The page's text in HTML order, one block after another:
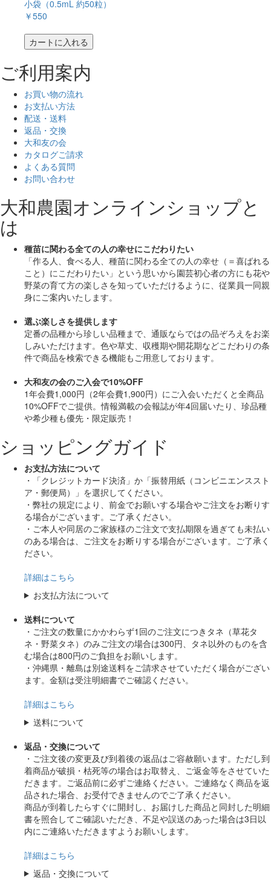
小袋（0.5mL 約50粒）
￥550
カートに入れる
ご利用案内
お買い物の流れ
お支払い方法
配送・送料
返品・交換
大和友の会
カタログご請求
よくある質問
お問い合わせ
大和農園オンラインショップと
は
種苗に関わる全ての人の幸せにこだわりたい
「作る人、食べる人、種苗に関わる全ての人の幸せ（＝喜ばれる
こと）にこだわりたい」 という思いから園芸初心者の方にも花や
野菜の育て方の楽しさを知っていただけるように、従業員一同親
身にご案内いたします。
選ぶ楽しさを提供します
定番の品種から珍しい品種まで、通販ならではの品ぞろえをお楽
しみいただけます。色や草丈、収穫期や開花期などこだわりの条
件で商品を検索できる機能もご用意しております。
大和友の会のご入会で10%OFF
1年会費1,000円（2年会費1,900円）にご入会いただくと全商品
10%OFFでご提供。情報満載の会報誌が年4回届いたり、珍品種
や希少種も優先・限定販売！
ショッピングガイド
お支払方法について
・「クレジットカード決済」か「振替用紙（コンビニエンススト
ア・郵便局）」を選択してください。
・弊社の規定により、前金でお願いする場合やご注文をお断りす
る場合がございます。ご了承ください。
・ご本人や同居のご家族様のご注文で支払期限を過ぎても未払い
のある場合は、ご注文をお断りする場合がございます。ご了承く
ださい。
詳細はこちら
お支払方法について
送料について
・ご注文の数量にかかわらず1回のご注文につきタネ（草花タ
ネ・野菜タネ）のみご注文の場合は300円、タネ以外のものを含
む場合は800円のご負担をお願いします。
・沖縄県・離島は別途送料をご請求させていただく場合がござい
ます。金額は受注明細書でご確認ください。
詳細はこちら
送料について
返品・交換について
・ご注文後の変更及び到着後の返品はご容赦願います。ただし到
着商品が破損・枯死等の場合はお取替え、ご返金等をさせていた
だきます。ご返品前に必ずご連絡ください。ご連絡なく商品を返
品された場合、お受付できませんのでご了承ください。
商品が到着したらすぐに開封し、お届けした商品と同封した明細
書を照合してご確認いただき、不足や誤送のあった場合は3日以
内にご連絡いただきますようお願いします。
詳細はこちら
返品・交換について